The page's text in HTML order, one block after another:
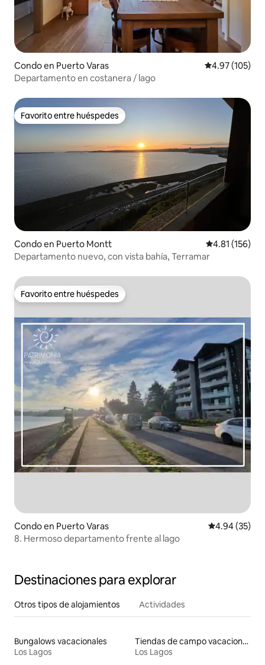
Condo en Puerto Varas Calificación
4.97 (105)
Departamento en costanera / lago
Favorito entre huéspedes
Favorito entre huéspedes
Condo en Puerto Montt Calificación
4.81 (156)
Departamento nuevo, con vista bahía, Terramar
Favorito entre huéspedes
Favorito entre huéspedes
Condo en Puerto Varas Calificación
4.94 (35)
8. Hermoso departamento frente al lago
Destinaciones para explorar
Otros tipos de alojamientos Actividades
Bungalows vacacionales
Los Lagos
Tiendas de campo vacacionales
Los Lagos